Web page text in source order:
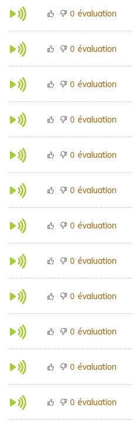
0 évaluation
0 évaluation
0 évaluation
0 évaluation
0 évaluation
0 évaluation
0 évaluation
0 évaluation
0 évaluation
0 évaluation
0 évaluation
0 évaluation